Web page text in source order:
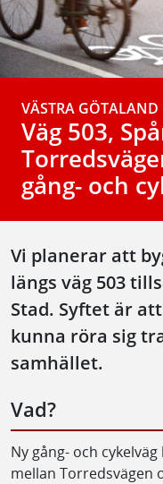
VÄSTRA GÖTALAND
Väg 503,
gång- och
Vi planerar att
längs väg 503
Stad. Syftet är
kunna röra sig
samhället.
Vad?
Ny gång- och
mellan Torredsvägen